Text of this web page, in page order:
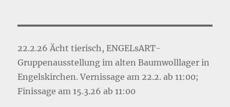
22.2.26 Ächt tierisch, ENGELsART-
Gruppenausstellung im alten Baumwolllager in
Engelskirchen. Vernissage am 22.2. ab 11:00;
Finissage am 15.3.26 ab 11:00